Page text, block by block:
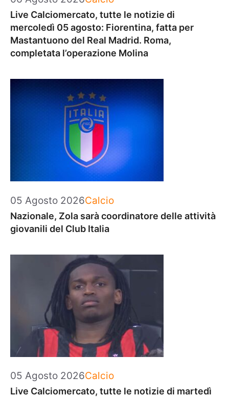
Live Calciomercato, tutte le notizie di
mercoledì 05 agosto: Fiorentina, fatta per
Mastantuono del Real Madrid. Roma,
completata l’operazione Molina
05 Agosto 2026Categorie
Calcio
Nazionale, Zola sarà coordinatore delle attività
giovanili del Club Italia
05 Agosto 2026Categorie
Calcio
Live Calciomercato, tutte le notizie di martedì